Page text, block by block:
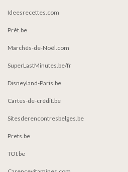
Ideesrecettes.com
Prêt.be
Marchés-de-Noël.com
SuperLastMinutes.be/fr
Disneyland-Paris.be
Cartes-de-crédit.be
Sitesderencontresbelges.be
Prets.be
TOI.be